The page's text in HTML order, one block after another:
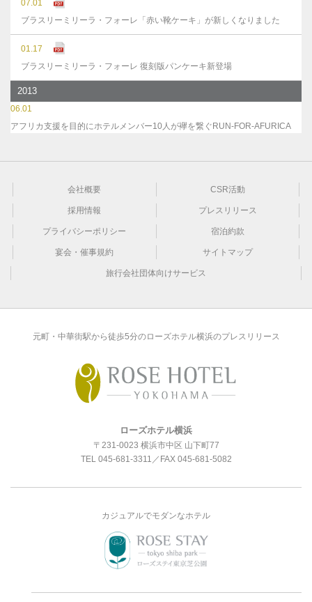
07.01
ブラスリーミリーラ・フォーレ「赤い靴ケーキ」が新しくなりました
01.17
ブラスリーミリーラ・フォーレ 復刻版パンケーキ新登場
2013
06.01
アフリカ支援を目的にホテルメンバー10人が襷を繋ぐRUN-FOR-AFURICA
会社概要 CSR活動
採用情報 プレスリリース
プライバシーポリシー 宿泊約款
宴会・催事規約 サイトマップ
旅行会社団体向けサービス
元町・中華街駅から徒歩5分のローズホテル横浜のプレスリリース
ローズホテル横浜
〒231-0023 横浜市中区 山下町77
TEL 045-681-3311 ／FAX 045-681-5082
カジュアルでモダンなホテル